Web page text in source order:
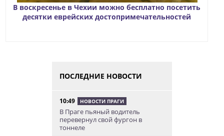
В воскресенье в Чехии можно бесплатно посетить
десятки еврейских достопримечательностей
ПОСЛЕДНИЕ НОВОСТИ
10:49 НОВОСТИ ПРАГИ
В Праге пьяный водитель
перевернул свой фургон в
тоннеле